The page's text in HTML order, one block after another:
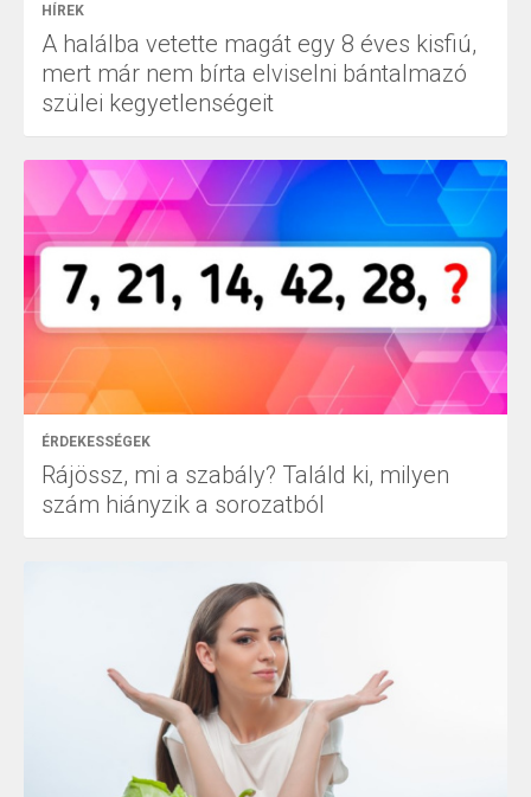
HÍREK
A halálba vetette magát egy 8 éves kisfiú,
mert már nem bírta elviselni bántalmazó
szülei kegyetlenségeit
ÉRDEKESSÉGEK
Rájössz, mi a szabály? Találd ki, milyen
szám hiányzik a sorozatból